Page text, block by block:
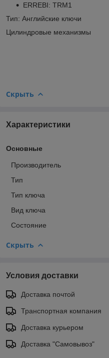
ERREBI: TRM1
Тип: Английские ключи
Цилиндровые механизмы
Скрыть
Характеристики
Основные
Производитель
Тип
Тип ключа
Вид ключа
Состояние
Скрыть
Условия доставки
Доставка почтой
Транспортная компания
Доставка курьером
Доставка "Самовывоз"